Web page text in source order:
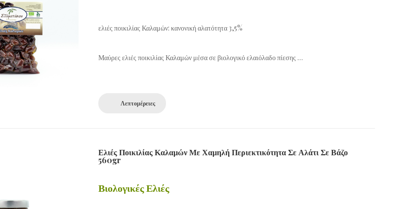
ελιές ποικιλίας Καλαμών: κανονική αλατότητα 3,5%
Μαύρες ελιές ποικιλίας Καλαμών μέσα σε βιολογικό ελαιόλαδο πίεσης …
Λεπτομέρειες
Ελιές Ποικιλίας Καλαμών Με Χαμηλή Περιεκτικότητα Σε Αλάτι Σε Βάζο
560gr
Βιολογικές Ελιές